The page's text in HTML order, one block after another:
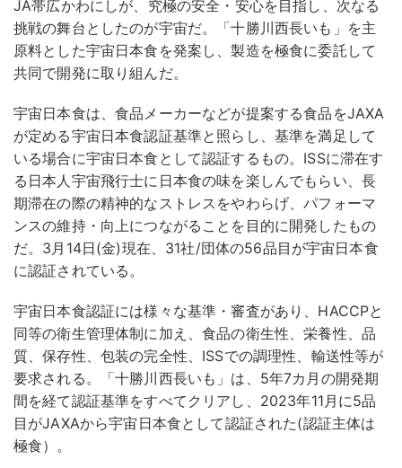
JA帯広かわにしが、究極の安全・安心を目指し、次なる
挑戦の舞台としたのが宇宙だ。「十勝川西長いも」を主
原料とした宇宙日本食を発案し、製造を極食に委託して
共同で開発に取り組んだ。
宇宙日本食は、食品メーカーなどが提案する食品をJAXA
が定める宇宙日本食認証基準と照らし、基準を満足して
いる場合に宇宙日本食として認証するもの。ISSに滞在す
る日本人宇宙飛行士に日本食の味を楽しんでもらい、長
期滞在の際の精神的なストレスをやわらげ、パフォーマ
ンスの維持・向上につながることを目的に開発したもの
だ。3月14日(金)現在、31社/団体の56品目が宇宙日本食
に認証されている。
宇宙日本食認証には様々な基準・審査があり、HACCPと
同等の衛生管理体制に加え、食品の衛生性、栄養性、品
質、保存性、包装の完全性、ISSでの調理性、輸送性等が
要求される。「十勝川西長いも」は、5年7カ月の開発期
間を経て認証基準をすべてクリアし、2023年11月に5品
目がJAXAから宇宙日本食として認証された(認証主体は
極食）。